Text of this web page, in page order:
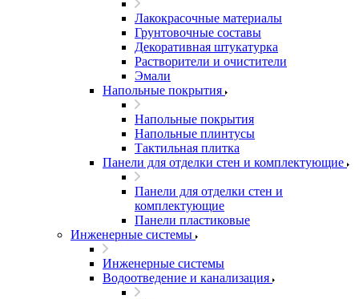
Лакокрасочные материалы
Грунтовочные составы
Декоративная штукатурка
Растворители и очистители
Эмали
Напольные покрытия
Напольные покрытия
Напольные плинтусы
Тактильная плитка
Панели для отделки стен и комплектующие
Панели для отделки стен и
комплектующие
Панели пластиковые
Инженерные системы
Инженерные системы
Водоотведение и канализация